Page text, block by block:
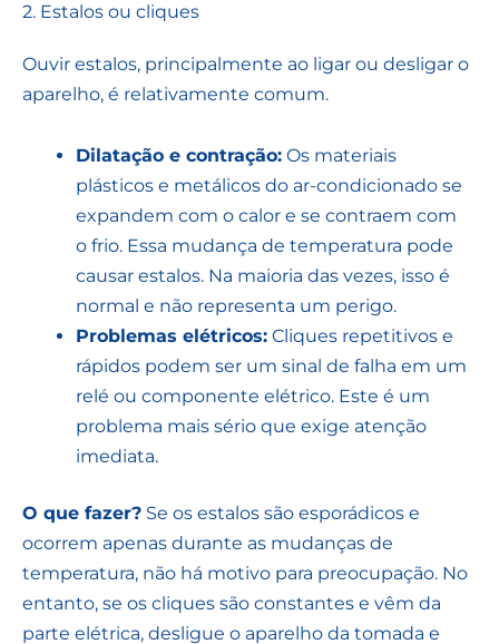
2. Estalos ou cliques
Ouvir estalos, principalmente ao ligar ou desligar o
aparelho, é relativamente comum.
Dilatação e contração: Os materiais
plásticos e metálicos do ar-condicionado se
expandem com o calor e se contraem com
o frio. Essa mudança de temperatura pode
causar estalos. Na maioria das vezes, isso é
normal e não representa um perigo.
Problemas elétricos: Cliques repetitivos e
rápidos podem ser um sinal de falha em um
relé ou componente elétrico. Este é um
problema mais sério que exige atenção
imediata.
O que fazer? Se os estalos são esporádicos e
ocorrem apenas durante as mudanças de
temperatura, não há motivo para preocupação. No
entanto, se os cliques são constantes e vêm da
parte elétrica, desligue o aparelho da tomada e